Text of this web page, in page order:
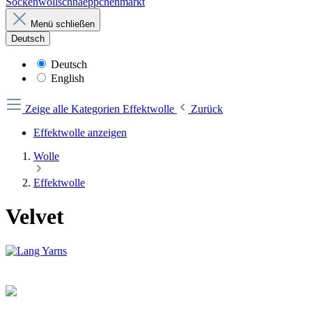
Menü schließen
Deutsch
Deutsch
English
Zeige alle Kategorien Effektwolle
Zurück
Effektwolle anzeigen
Wolle
Effektwolle
Velvet